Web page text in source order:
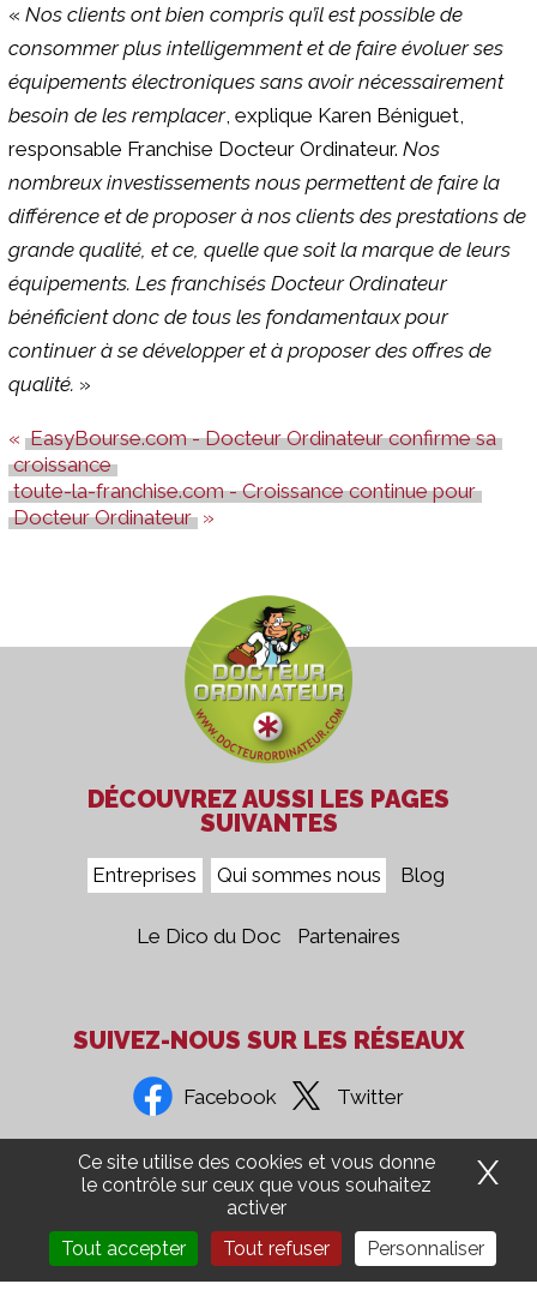
« Nos clients ont bien compris qu’il est possible de
consommer plus intelligemment et de faire évoluer ses
équipements électroniques sans avoir nécessairement
besoin de les remplacer, explique Karen Béniguet,
responsable Franchise Docteur Ordinateur. Nos
nombreux investissements nous permettent de faire la
différence et de proposer à nos clients des prestations de
grande qualité, et ce, quelle que soit la marque de leurs
équipements. Les franchisés Docteur Ordinateur
bénéficient donc de tous les fondamentaux pour
continuer à se développer et à proposer des offres de
qualité. »
EasyBourse.com - Docteur Ordinateur confirme sa
croissance
toute-la-franchise.com - Croissance continue pour
Docteur Ordinateur
DÉCOUVREZ AUSSI LES PAGES
SUIVANTES
Entreprises Qui sommes nous Blog
Le Dico du Doc Partenaires
SUIVEZ-NOUS SUR LES RÉSEAUX
Facebook Twitter
Confidentialité Mentions Légales CGV Presse
Groupe 5COM Aide Ordinateur Recrutement
Ce site utilise des cookies et vous donne
le contrôle sur ceux que vous souhaitez
activer
Tout accepter
Tout refuser Personnaliser
X